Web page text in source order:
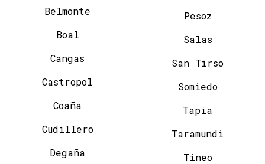
Belmonte
Boal
Cangas
Castropol
Coaña
Cudillero
Degaña
Pesoz
Salas
San Tirso
Somiedo
Tapia
Taramundi
Tineo